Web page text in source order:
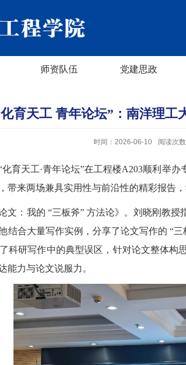
师资队伍 党建思政
育天工 青年论坛”：南洋理
时间：2026-06-10 阅读次数
育天工·青年论坛”在工程楼A203顺利举
带来两场兼具实用性与前沿性的精彩报告
文：我的 “三板斧” 方法论》。刘晓刚教
结合大量写作实例，分享了论文写作的 “
科研写作中的典型误区，针对论文整体构
能力与论文说服力。